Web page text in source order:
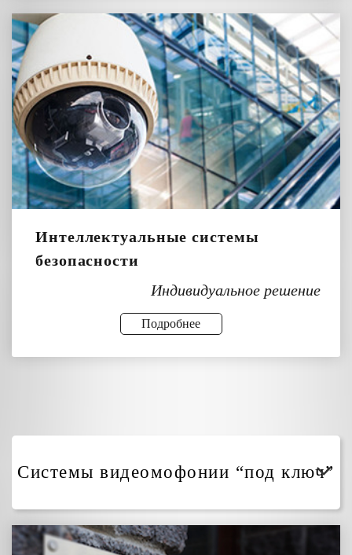
Интеллектуальные системы
безопасности
Индивидуальное решение
Подробнее
Системы видеомофонии “под ключ”